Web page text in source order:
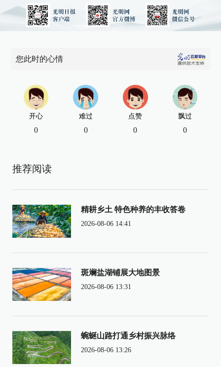
您此时的心情
开心
0
难过
0
点赞
0
飘过
0
推荐阅读
精耕乡土 特色种养的丰收答卷
2026-08-06 14:41
斑斓盐湖铺展大地图景
2026-08-06 13:31
蜿蜒山路打通乡村振兴脉络
2026-08-06 13:26